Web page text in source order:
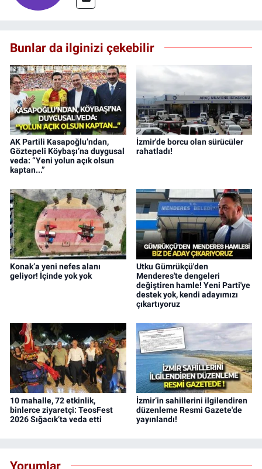
Bunlar da ilginizi çekebilir
AK Partili Kasapoğlu’ndan,
Göztepeli Köybaşı’na duygusal
veda: “Yeni yolun açık olsun
kaptan...”
İzmir'de borcu olan sürücüler
rahatladı!
Konak’a yeni nefes alanı
geliyor! İçinde yok yok
Utku Gümrükçü'den
Menderes'te dengeleri
değiştiren hamle! Yeni Parti'ye
destek yok, kendi adayımızı
çıkartıyoruz
10 mahalle, 72 etkinlik,
binlerce ziyaretçi: TeosFest
2026 Sığacık’ta veda etti
İzmir’in sahillerini ilgilendiren
düzenleme Resmi Gazete'de
yayınlandı!
Yorumlar